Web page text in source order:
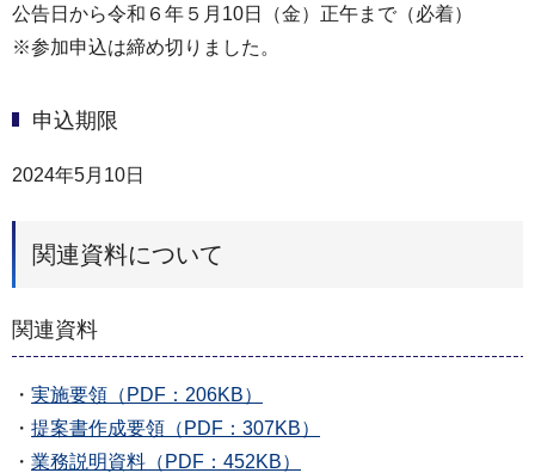
公告日から令和６年５月10日（金）正午まで（必着）
※参加申込は締め切りました。
申込期限
2024年5月10日
関連資料について
関連資料
・ 実施要領（PDF：206KB）
・ 提案書作成要領（PDF：307KB）
・ 業務説明資料（PDF：452KB）